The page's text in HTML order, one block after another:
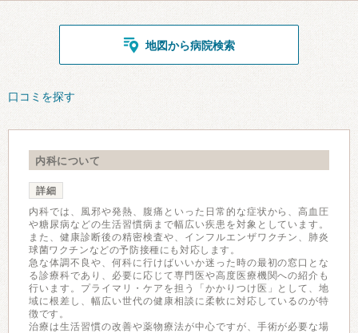
地図から病院検索
口コミを探す
内科について
詳細
内科では、風邪や発熱、腹痛といった日常的な症状から、高血圧
や糖尿病などの生活習慣病まで幅広い疾患を対象としています。
また、健康診断後の精密検査や、インフルエンザワクチン、肺炎
球菌ワクチンなどの予防接種にも対応します。
急な体調不良や、何科に行けばいいか迷った時の最初の窓口とな
る診療科であり、必要に応じて専門医や高度医療機関への紹介も
行います。プライマリ・ケアを担う「かかりつけ医」として、地
域に根差し、幅広い世代の健康相談に柔軟に対応しているのが特
徴です。
治療は生活習慣の改善や薬物療法が中心ですが、手術が必要な場